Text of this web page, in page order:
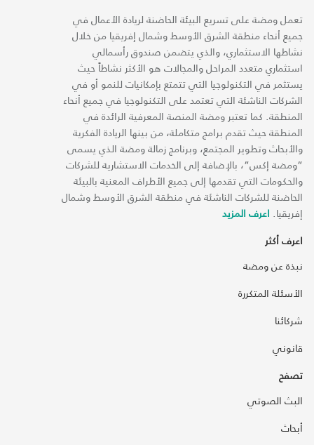
تعمل ومضة على تسريع البيئة الحاضنة لريادة الأعمال في
جميع أنحاء منطقة الشرق الأوسط وشمال إفريقيا من خلال
نشاطها الاستثماري، والذي يتضمن صندوق رأسمالي
استثماري متعدد المراحل والمجالات هو الأكثر نشاطاً حيث
يستثمر في التكنولوجيا التي تتمتع بإمكانيات للنمو أو في
الشركات الناشئة التي تعتمد على التكنولوجيا في جميع أنحاء
المنطقة. كما تعتبر ومضة المنصة المعرفية الرائدة في
المنطقة حيث تقدم برامج متكاملة، من بينها الريادة الفكرية
والأبحاث وتطوير المجتمع، وبرنامج زمالة ومضة الذي يسمى
“ومضة إكس“، بالإضافة إلى الخدمات الاستشارية للشركات
والحكومات التي تقدمها إلى جميع الأطراف المعنية بالبيئة
الحاضنة للشركات الناشئة في منطقة الشرق الأوسط وشمال
إفريقيا. اعرف المزيد
اعرف أكثر
نبذة عن ومضة
الأسئلة المتكررة
شركائنا
قانوني
تصفح
البث الصوتي
أبحاث